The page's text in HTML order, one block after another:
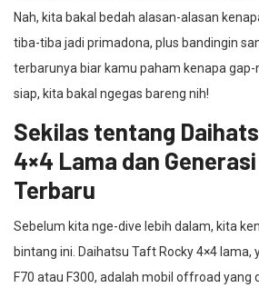
Nah, kita bakal bedah alasan-alasan
tiba-tiba jadi primadona, plus bandingin
terbarunya biar kamu paham kenapa gap-
siap, kita bakal ngegas bareng nih!
Sekilas tentang
4×4 Lama dan
Terbaru
Sebelum kita nge-dive lebih dalam, kita
bintang ini. Daihatsu Taft Rocky 4×4 lama,
F70 atau F300, adalah mobil offroad yang